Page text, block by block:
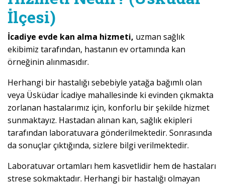
İlçesi)
İcadiye evde kan alma hizmeti, uzman sağlık
ekibimiz tarafından, hastanın ev ortamında kan
örneğinin alınmasıdır.
Herhangi bir hastalığı sebebiyle yatağa bağımlı olan
veya Üsküdar İcadiye mahallesinde ki evinden çıkmakta
zorlanan hastalarımız için, konforlu bir şekilde hizmet
sunmaktayız. Hastadan alınan kan, sağlık ekipleri
tarafından laboratuvara gönderilmektedir. Sonrasında
da sonuçlar çıktığında, sizlere bilgi verilmektedir.
Laboratuvar ortamları hem kasvetlidir hem de hastaları
strese sokmaktadır. Herhangi bir hastalığı olmayan